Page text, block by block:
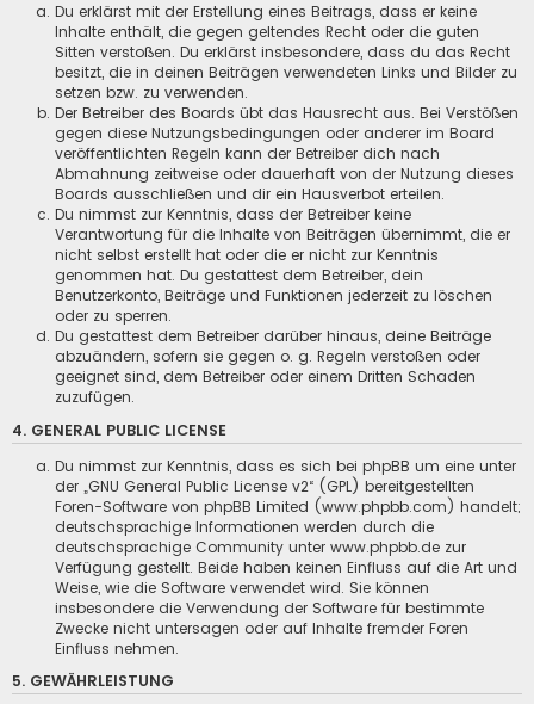
Du erklärst mit der Erstellung eines Beitrags, dass er keine
Inhalte enthält, die gegen geltendes Recht oder die guten
Sitten verstoßen. Du erklärst insbesondere, dass du das Recht
besitzt, die in deinen Beiträgen verwendeten Links und Bilder zu
setzen bzw. zu verwenden.
Der Betreiber des Boards übt das Hausrecht aus. Bei Verstößen
gegen diese Nutzungsbedingungen oder anderer im Board
veröffentlichten Regeln kann der Betreiber dich nach
Abmahnung zeitweise oder dauerhaft von der Nutzung dieses
Boards ausschließen und dir ein Hausverbot erteilen.
Du nimmst zur Kenntnis, dass der Betreiber keine
Verantwortung für die Inhalte von Beiträgen übernimmt, die er
nicht selbst erstellt hat oder die er nicht zur Kenntnis
genommen hat. Du gestattest dem Betreiber, dein
Benutzerkonto, Beiträge und Funktionen jederzeit zu löschen
oder zu sperren.
Du gestattest dem Betreiber darüber hinaus, deine Beiträge
abzuändern, sofern sie gegen o. g. Regeln verstoßen oder
geeignet sind, dem Betreiber oder einem Dritten Schaden
zuzufügen.
4. GENERAL PUBLIC LICENSE
Du nimmst zur Kenntnis, dass es sich bei phpBB um eine unter
der „GNU General Public License v2“ (GPL) bereitgestellten
Foren-Software von phpBB Limited (www.phpbb.com) handelt;
deutschsprachige Informationen werden durch die
deutschsprachige Community unter www.phpbb.de zur
Verfügung gestellt. Beide haben keinen Einfluss auf die Art und
Weise, wie die Software verwendet wird. Sie können
insbesondere die Verwendung der Software für bestimmte
Zwecke nicht untersagen oder auf Inhalte fremder Foren
Einfluss nehmen.
5. GEWÄHRLEISTUNG